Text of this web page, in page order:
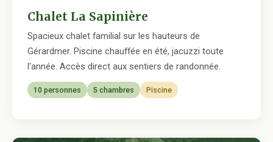
Chalet La Sapinière
Spacieux chalet familial sur les hauteurs de
Gérardmer. Piscine chauffée en été, jacuzzi toute
l'année. Accès direct aux sentiers de randonnée.
10 personnes 5 chambres Piscine